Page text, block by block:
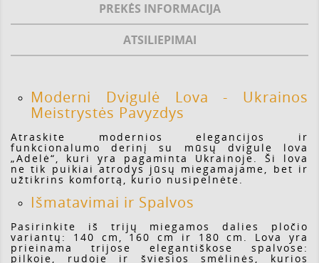
PREKĖS INFORMACIJA
ATSILIEPIMAI
Moderni Dvigulė Lova - Ukrainos
Meistrystės Pavyzdys
Atraskite modernios elegancijos ir
funkcionalumo derinį su mūsų dvigule lova
„Adelė“, kuri yra pagaminta Ukrainoje. Ši lova
ne tik puikiai atrodys jūsų miegamajame, bet ir
užtikrins komfortą, kurio nusipelnėte.
Išmatavimai ir Spalvos
Pasirinkite iš trijų miegamos dalies pločio
variantų: 140 cm, 160 cm ir 180 cm. Lova yra
prieinama trijose elegantiškose spalvose:
pilkoje, rudoje ir šviesios smėlinės, kurios